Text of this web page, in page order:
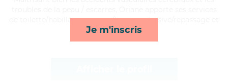
Je m'inscris
de toilette/habillage, courses/livraison, lessive/repassage et
compagnie/loisirs*